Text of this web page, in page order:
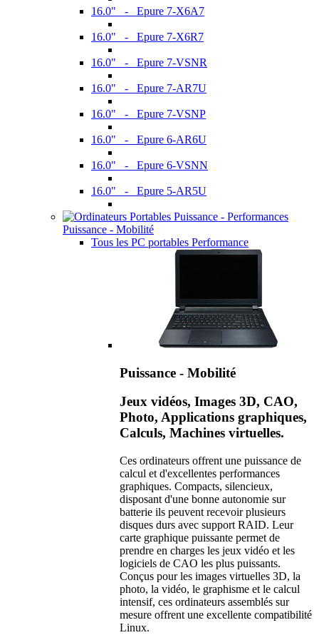
16.0" - Epure 7-X6A7
16.0" - Epure 7-X6R7
16.0" - Epure 7-VSNR
16.0" - Epure 7-AR7U
16.0" - Epure 7-VSNP
16.0" - Epure 6-AR6U
16.0" - Epure 6-VSNN
16.0" - Epure 5-AR5U
Puissance - Mobilité
Tous les PC portables Performance
Puissance - Mobilité
Jeux vidéos, Images 3D, CAO,
Photo, Applications graphiques,
Calculs, Machines virtuelles.
Ces ordinateurs offrent une puissance de
calcul et d'excellentes performances
graphiques. Compacts, silencieux,
disposant d'une bonne autonomie sur
batterie ils peuvent recevoir plusieurs
disques durs avec support RAID. Leur
carte graphique puissante permet de
prendre en charges les jeux vidéo et les
logiciels de CAO les plus puissants.
Conçus pour les images virtuelles 3D, la
photo, la vidéo, le graphisme et le calcul
intensif, ces ordinateurs assemblés sur
mesure offrent une excellente compatibilité
Linux.